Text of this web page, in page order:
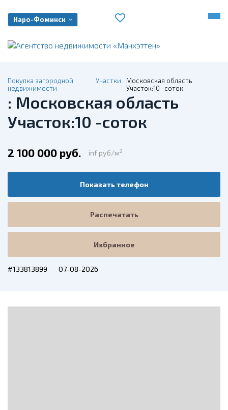
Наро-Фоминск
Покупка загородной
недвижимости
Участки
Московская область
Участок:10 -соток
: Московская область
Участок:10 -соток
2 100 000 руб. inf руб/м2
Показать телефон
Распечатать
Избранное
#133813899 07-08-2026